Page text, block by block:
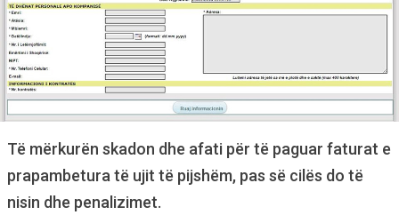
Të mërkurën skadon dhe afati për të paguar faturat e
prapambetura të ujit të pijshëm, pas së cilës do të
nisin dhe penalizimet.